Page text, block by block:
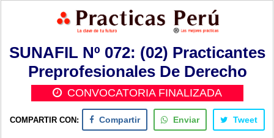
SUNAFIL Nº 072: (02) Practicantes
Preprofesionales De Derecho
CONVOCATORIA FINALIZADA
COMPARTIR CON: Compartir Enviar Tweet